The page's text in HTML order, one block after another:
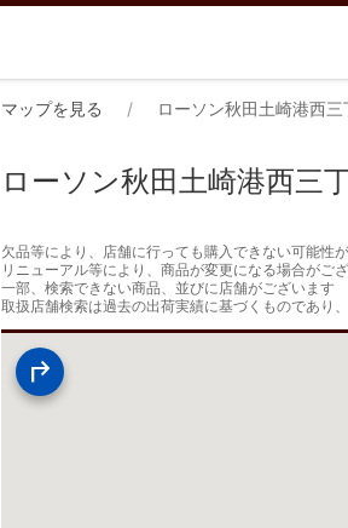
マップを見る ローソン秋田土崎港西三
ローソン秋田土崎港西三
欠品等により、店舗に行っても購入できない可能性
リニューアル等により、商品が変更になる場合がご
一部、検索できない商品、並びに店舗がございます
取扱店舗検索は過去の出荷実績に基づくものであり